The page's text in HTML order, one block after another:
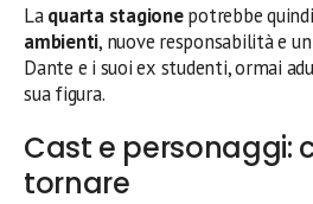
Laquarta stagionepotrebbe
ambienti, nuove responsabilità e
Dante e i suoi ex studenti, ormai
sua figura.
Cast e personaggi:
tornare